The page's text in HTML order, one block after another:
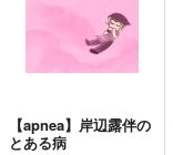
【apnea】岸辺露伴の
とある病